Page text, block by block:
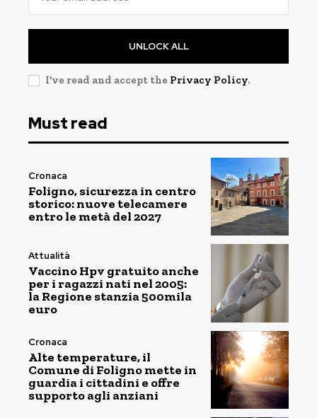
UNLOCK ALL
I've read and accept the Privacy Policy.
Must read
Cronaca
Foligno, sicurezza in centro
storico: nuove telecamere
entro le metà del 2027
Attualità
Vaccino Hpv gratuito anche
per i ragazzi nati nel 2005:
la Regione stanzia 500mila
euro
Cronaca
Alte temperature, il
Comune di Foligno mette in
guardia i cittadini e offre
supporto agli anziani